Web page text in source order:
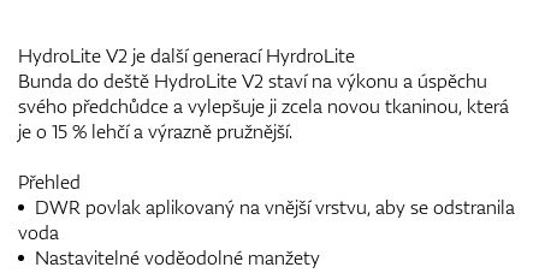
HydroLite V2 je další generací HyrdroLite
Bunda do deště HydroLite V2 staví na výkonu a úspěchu
svého předchůdce a vylepšuje ji zcela novou tkaninou, která
je o 15 % lehčí a výrazně pružnější.
Přehled
DWR povlak aplikovaný na vnější vrstvu, aby se odstranila
voda
Nastavitelné voděodolné manžety